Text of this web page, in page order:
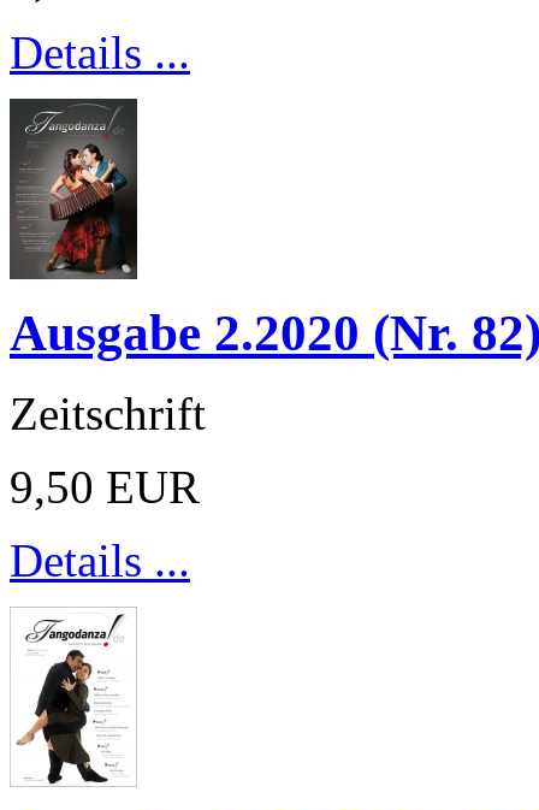
Details ...
Ausgabe 2.2020 (Nr.
Zeitschrift
9,50 EUR
Details ...